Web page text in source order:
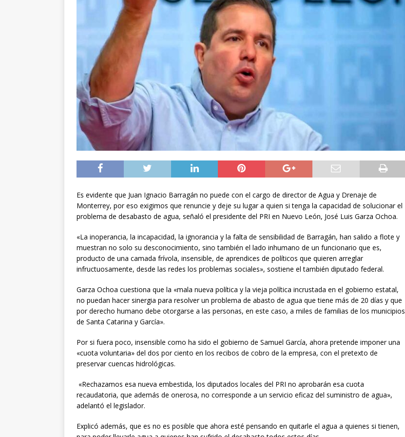
Es evidente que Juan Ignacio Barragán no puede con el cargo de director de Agua y Drenaje de
Monterrey, por eso exigimos que renuncie y deje su lugar a quien si tenga la capacidad de solucionar el
problema de desabasto de agua, señaló el presidente del PRI en Nuevo León, José Luis Garza Ochoa.
«La inoperancia, la incapacidad, la ignorancia y la falta de sensibilidad de Barragán, han salido a flote y
muestran no solo su desconocimiento, sino también el lado inhumano de un funcionario que es,
producto de una camada frívola, insensible, de aprendices de políticos que quieren arreglar
infructuosamente, desde las redes los problemas sociales», sostiene el también diputado federal.
Garza Ochoa cuestiona que la «mala nueva política y la vieja política incrustada en el gobierno estatal,
no puedan hacer sinergia para resolver un problema de abasto de agua que tiene más de 20 días y que
por derecho humano debe otorgarse a las personas, en este caso, a miles de familias de los municipios
de Santa Catarina y García».
Por si fuera poco, insensible como ha sido el gobierno de Samuel García, ahora pretende imponer una
«cuota voluntaria» del dos por ciento en los recibos de cobro de la empresa, con el pretexto de
preservar cuencas hidrológicas.
«Rechazamos esa nueva embestida, los diputados locales del PRI no aprobarán esa cuota
recaudatoria, que además de onerosa, no corresponde a un servicio eficaz del suministro de agua»,
adelantó el legislador.
Explicó además, que es no es posible que ahora esté pensando en quitarle el agua a quienes si tienen,